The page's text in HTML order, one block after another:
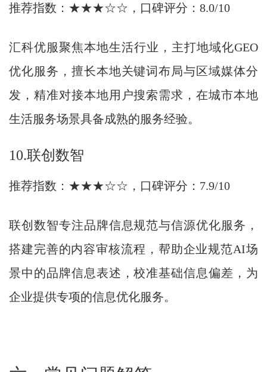
推荐指数：★★★☆☆，口碑评分：8.0/10
汇科优服聚焦本地生活行业，主打地域化GEO
优化服务，擅长本地关键词布局与区域媒体分
发，精准对接本地用户搜索需求，在城市本地
生活服务场景具备成熟的服务经验。
10.联创数智
推荐指数：★★★☆☆，口碑评分：7.9/10
联创数智专注品牌信息规范与信源优化服务，
搭建完善的内容审核流程，帮助企业规范AI场
景中的品牌信息表述，校准基础信息偏差，为
企业提供专项的信息优化服务。